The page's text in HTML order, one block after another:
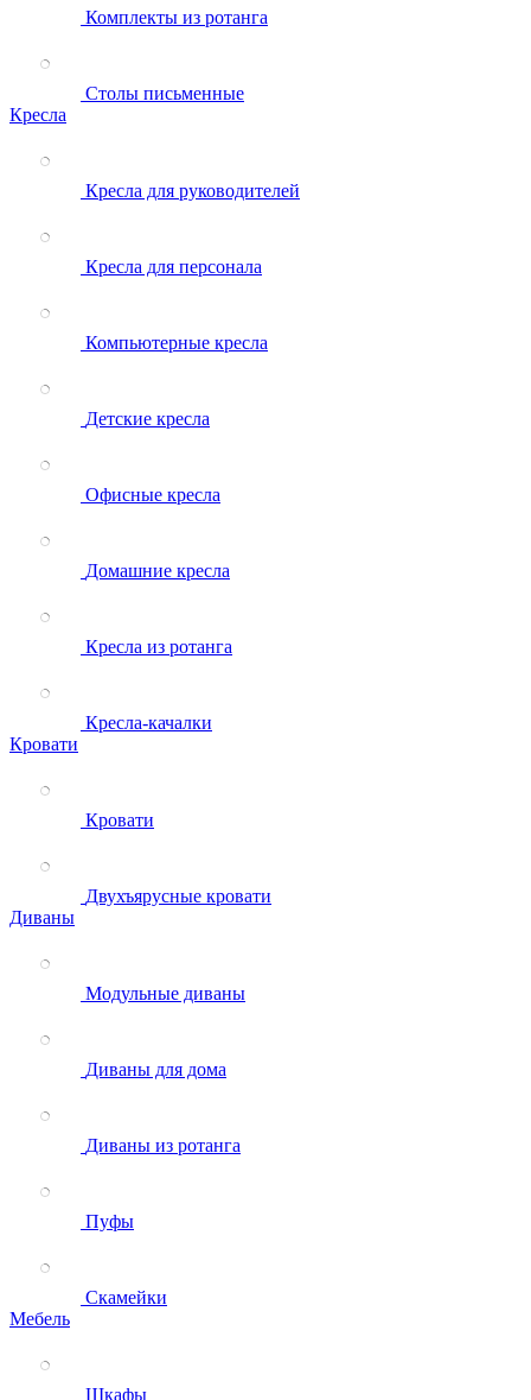
Комплекты из ротанга
Столы письменные
Кресла
Кресла для руководителей
Кресла для персонала
Компьютерные кресла
Детские кресла
Офисные кресла
Домашние кресла
Кресла из ротанга
Кресла-качалки
Кровати
Кровати
Двухъярусные кровати
Диваны
Модульные диваны
Диваны для дома
Диваны из ротанга
Пуфы
Скамейки
Мебель
Шкафы